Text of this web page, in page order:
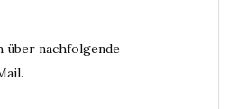
über nachfolgende